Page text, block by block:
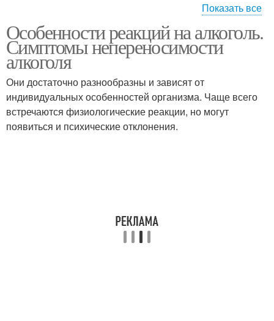
Болезненная реакция Реакция на этанол
Показать все
Особенности реакций на алкоголь.
Симптомы непереносимости
алкоголя
Они достаточно разнообразны и зависят от
индивидуальных особенностей организма. Чаще всего
встречаются физиологические реакции, но могут
появиться и психические отклонения.